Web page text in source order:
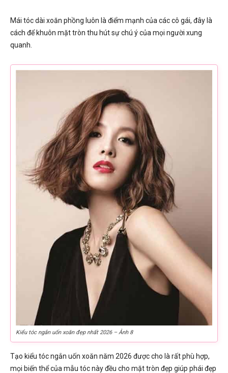
Mái tóc dài xoăn phồng luôn là điểm mạnh của các cô gái, đây là
cách để khuôn mặt tròn thu hút sự chú ý của mọi người xung
quanh.
Kiểu tóc ngắn uốn xoăn đẹp nhất 2026 – Ảnh 8
Tạo kiểu tóc ngắn uốn xoăn năm 2026 được cho là rất phù hợp,
mọi biến thể của mẫu tóc này đều cho mặt tròn đẹp giúp phái đẹp